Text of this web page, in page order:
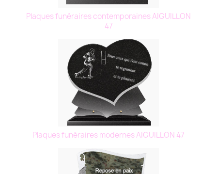
Plaques funéraires contemporaines AIGUILLON
47
Plaques funéraires modernes AIGUILLON 47